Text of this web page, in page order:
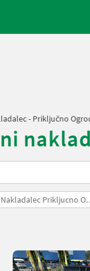
- Priključno
Prikljucno